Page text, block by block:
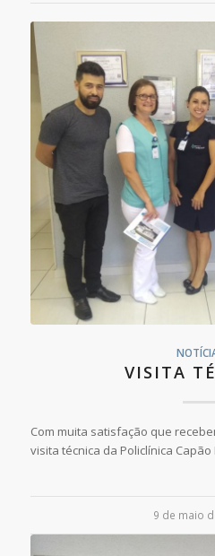
VISITA
Com muita satisfação que
visita técnica da Policlínica Capão
9 de maio